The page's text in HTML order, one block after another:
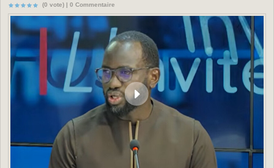
(0 vote) | 0 Commentaire